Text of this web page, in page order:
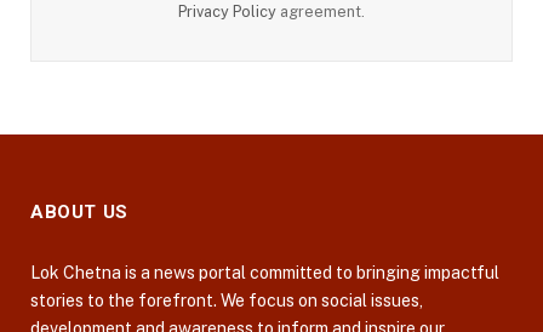
Privacy Policy agreement.
ABOUT US
Lok Chetna is a news portal committed to bringing impactful
stories to the forefront. We focus on social issues,
development and awareness to inform and inspire our